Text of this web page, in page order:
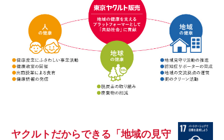
ヤクルトだからできる「地域の見守